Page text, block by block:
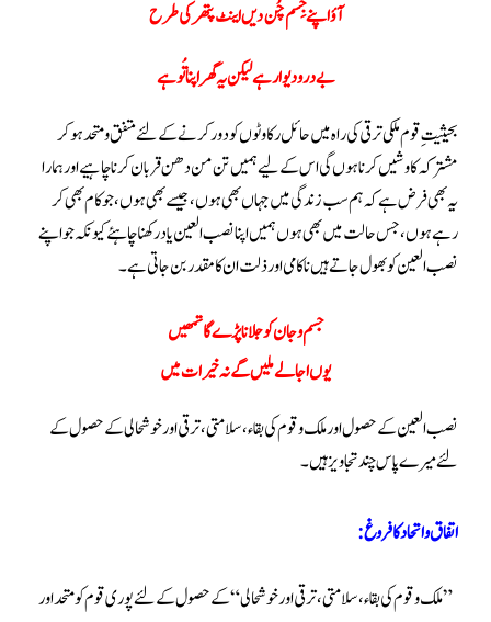
آؤ اپنے جِسم چُن دیں اینٹ پتھر کی طرح
بے درو دیوار ہے لیکن یہ گھر اپنا تُو ہے
بحیثیت ِ قوم ملکی ترقی کی راہ میں حائل رکاوٹوں کو دور کرنے کے لئے متفق و متحد ہو کر
مشترکہ کاوشیں کرنا ہوں گی اس کے لیے ہمیں تن من دھن قربان کر نا چاہیے اور ہمارا
یہ بھی فرض ہے کہ ہم سب زندگی میں جہاں بھی ہوں ، جیسے بھی ہوں، جو کام بھی کر
رہے ہوں ، جس حالت میں بھی ہوں ہمیں اپنا نصب العین یاد رکھنا چاہئے کیونکہ جو اپنے
نصب العین کو بھول جاتے ہیں ناکامی اور ذلت ان کا مقدر بن جاتی ہے ۔
جسم و جان کو جلانا پڑے گا تمھیں
یوں اجالے ملیں گے نہ خیرات میں
نصب العین کے حصول اور ملک و قوم کی بقاء ، سلامتی ، ترقی اور خوشحالی کے حصول کے
لئے میرے پاس چند تجاویز ہیں۔
اتفاق و اتحاد کا فروغ:
”ملک و قوم کی بقاء ، سلامتی ، ترقی اور خوشحالی “ کے حصول کے لئے پوری قوم کو متحد اور